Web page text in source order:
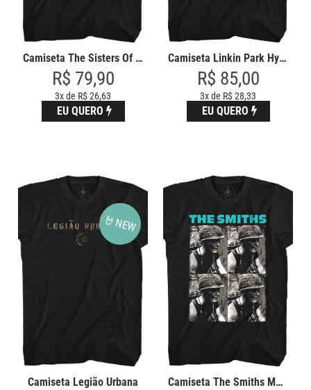
Camiseta The Sisters Of Mercy
R$ 79,90
3x de R$ 26,63
EU QUERO
Camiseta Linkin Park Hybrid The
R$ 85,00
3x de R$ 28,33
EU QUERO
Camiseta Legião Urbana Camiseta The Smiths Meat Is Mur